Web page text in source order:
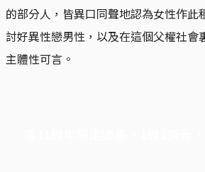
的部分人，皆異口同聲地認為女性作此
討好異性戀男性，以及在這個父權社會
主體性可言。